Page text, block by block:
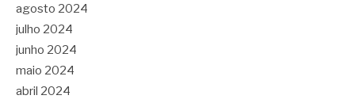
agosto 2024
julho 2024
junho 2024
maio 2024
abril 2024